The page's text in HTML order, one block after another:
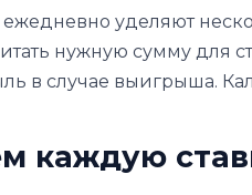
уделяют
нужную сумму для
в случае выигрыша.
каждую